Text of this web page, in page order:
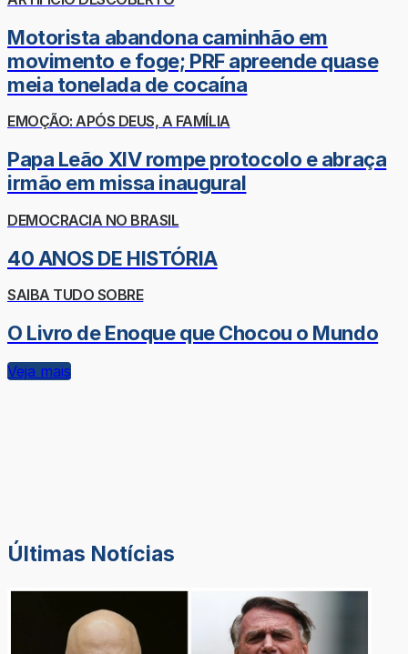
Motorista abandona caminhão em
movimento e foge; PRF apreende quase
meia tonelada de cocaína
EMOÇÃO: APÓS DEUS, A FAMÍLIA
Papa Leão XIV rompe protocolo e abraça
irmão em missa inaugural
DEMOCRACIA NO BRASIL
40 ANOS DE HISTÓRIA
SAIBA TUDO SOBRE
O Livro de Enoque que Chocou o Mundo
Veja mais
Últimas Notícias